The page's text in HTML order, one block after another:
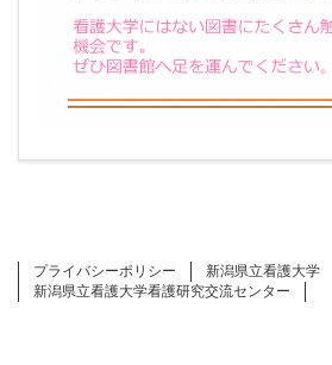
プライバシーポリシー
新潟県立看護大学
新潟県立看護大学看護研究交流センター